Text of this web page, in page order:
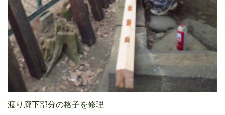
渡り廊下部分の格子を修理